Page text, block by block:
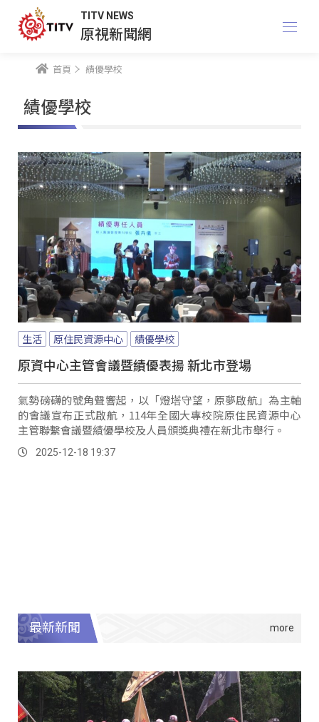
TITV NEWS
原視新聞網
首頁 績優學校
績優學校
生活 原住民資源中心 績優學校
原資中心主管會議暨績優表揚 新北市登場
氣勢磅礴的號角聲響起，以「燈塔守望，原夢啟航」為主軸
的會議宣布正式啟航，114年全國大專校院原住民資源中心
主管聯繫會議暨績優學校及人員頒獎典禮在新北市舉行。
2025-12-18 19:37
最新新聞